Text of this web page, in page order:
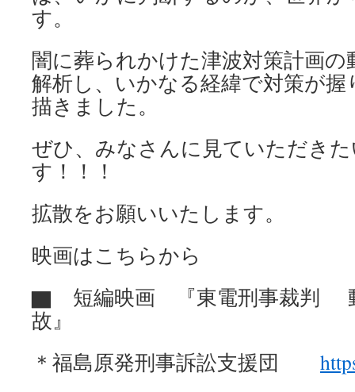
す。
闇に葬られかけた津波対策計画
解析し、いかなる経緯で対策が
描きました。
ぜひ、みなさんに見ていただき
す！！！
拡散をお願いいたします。
映画はこちらから
▇ 短編映画 『東電刑事裁判
故』
＊福島原発刑事訴訟支援団